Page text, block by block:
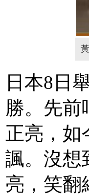
日本8日
勝。先前
正亮，如
諷。沒想
亮，笑翻